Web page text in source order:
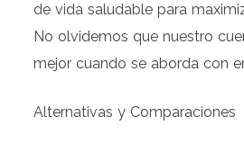
de vida saludable para
No olvidemos que nuestro
mejor cuando se aborda con
Alternativas y Comparaciones